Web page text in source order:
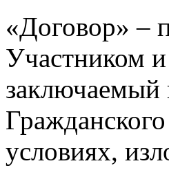
«Договор» –
Участником
заключаемый
условиях,